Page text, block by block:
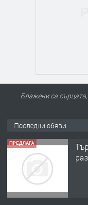
Блажени са сърцата,
Последни обяви
ПРЕДЛАГА